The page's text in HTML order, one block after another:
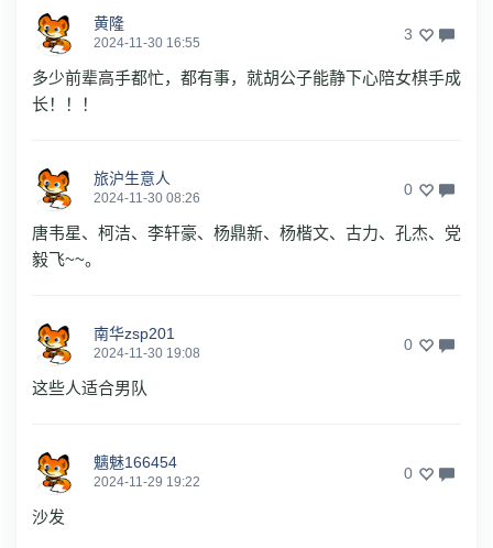
黄隆
2024-11-30 16:55 3
多少前辈高手都忙，都有事，就胡公子能静下心陪女棋手成
长！！！
旅沪生意人
2024-11-30 08:26 0
唐韦星、柯洁、李轩豪、杨鼎新、杨楷文、古力、孔杰、党
毅飞~~。
南华zsp201
2024-11-30 19:08 0
这些人适合男队
魑魅166454
2024-11-29 19:22 0
沙发